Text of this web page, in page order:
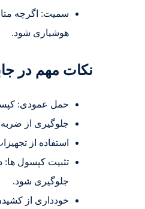
سمیت: اگرچه
هوشیاری شود.
نکات مهم در
حمل عمودی:
جلوگیری از
استفاده از
تثبیت کپسول ها:
جلوگیری شود.
خودداری از